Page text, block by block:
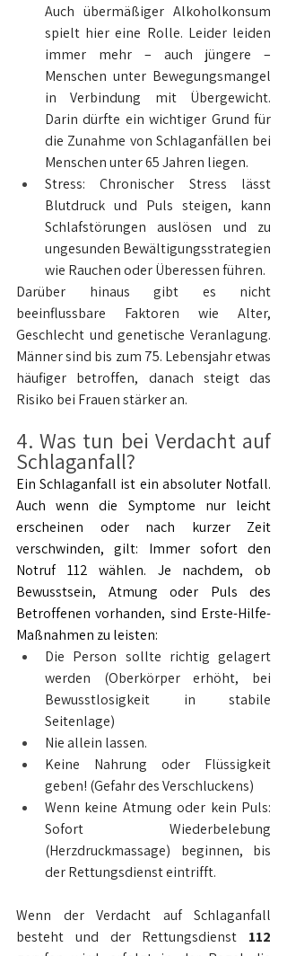
Auch übermäßiger Alkoholkonsum
spielt hier eine Rolle. Leider leiden
immer mehr – auch jüngere –
Menschen unter Bewegungsmangel
in Verbindung mit Übergewicht.
Darin dürfte ein wichtiger Grund für
die Zunahme von Schlaganfällen bei
Menschen unter 65 Jahren liegen.
Stress: Chronischer Stress lässt
Blutdruck und Puls steigen, kann
Schlafstörungen auslösen und zu
ungesunden Bewältigungsstrategien
wie Rauchen oder Überessen führen.
Darüber hinaus gibt es nicht
beeinflussbare Faktoren wie Alter,
Geschlecht und genetische Veranlagung.
Männer sind bis zum 75. Lebensjahr etwas
häufiger betroffen, danach steigt das
Risiko bei Frauen stärker an.
4. Was tun bei Verdacht auf
Schlaganfall?
Ein Schlaganfall ist ein absoluter Notfall.
Auch wenn die Symptome nur leicht
erscheinen oder nach kurzer Zeit
verschwinden, gilt: Immer sofort den
Notruf 112 wählen. Je nachdem, ob
Bewusstsein, Atmung oder Puls des
Betroffenen vorhanden, sind Erste-Hilfe-
Maßnahmen zu leisten:
Die Person sollte richtig gelagert
werden (Oberkörper erhöht, bei
Bewusstlosigkeit in stabile
Seitenlage)
Nie allein lassen.
Keine Nahrung oder Flüssigkeit
geben! (Gefahr des Verschluckens)
Wenn keine Atmung oder kein Puls:
Sofort Wiederbelebung
(Herzdruckmassage) beginnen, bis
der Rettungsdienst eintrifft.
Wenn der Verdacht auf Schlaganfall
besteht und der Rettungsdienst 112